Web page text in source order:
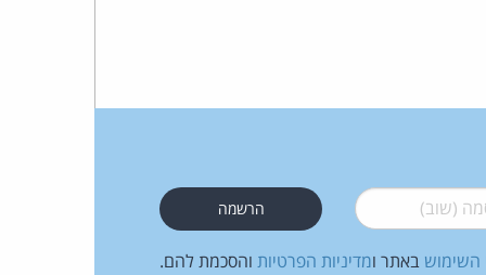
(שוב)*
השימוש באתר ומדיניות הפרטיות והסכמת להם.